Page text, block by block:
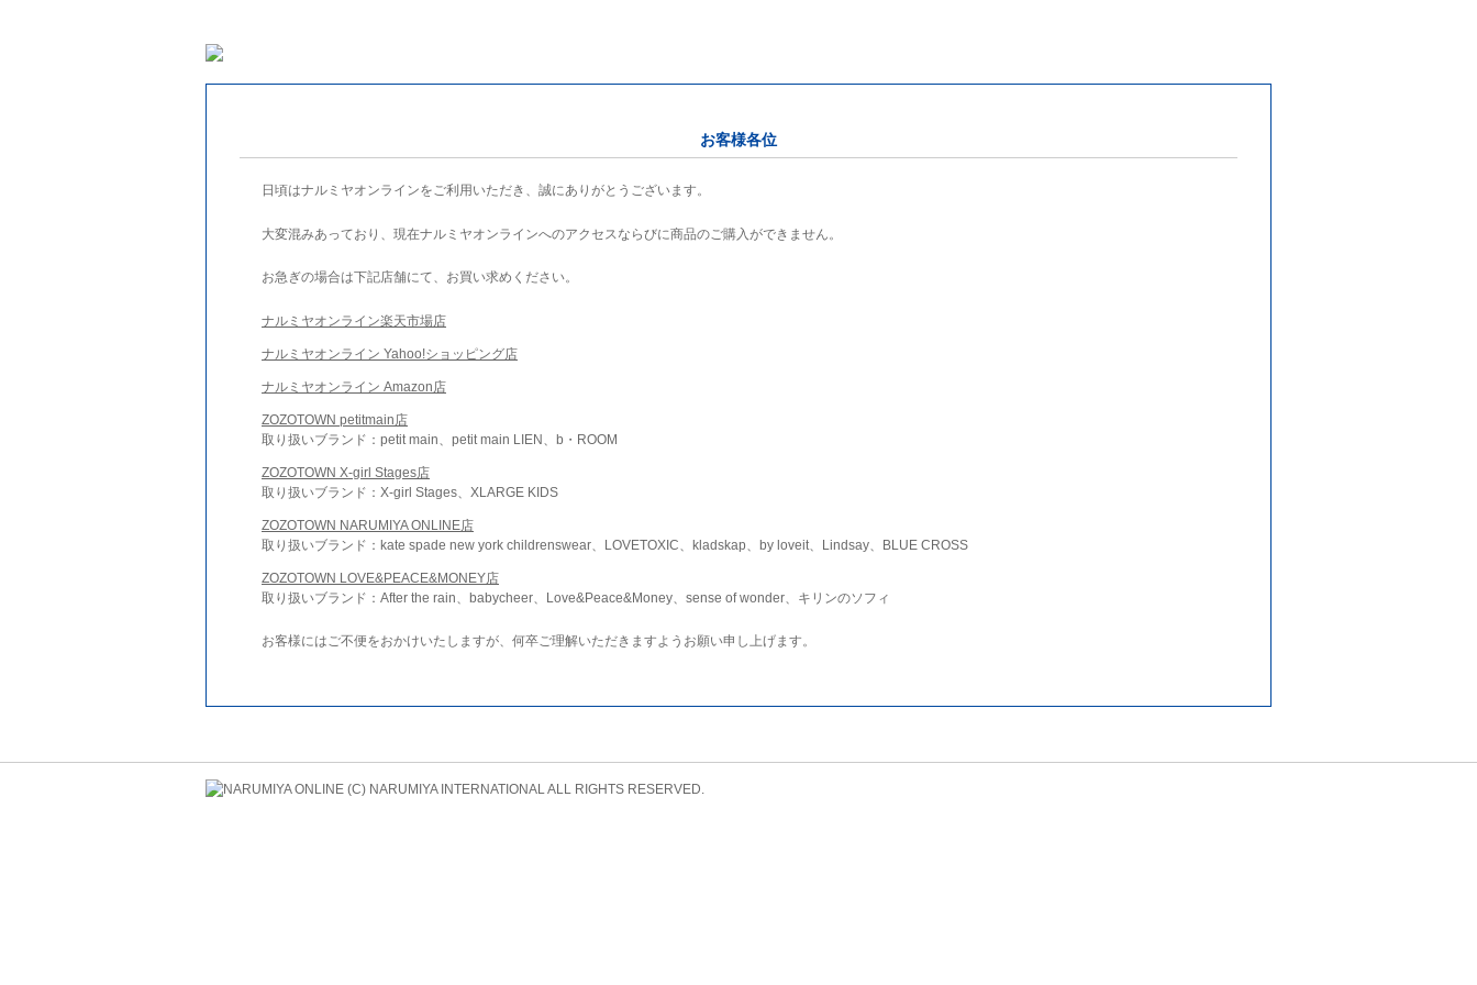
お客様各位
日頃はナルミヤオンラインをご利用いただき、誠にありがとうございます。
大変混みあっており、現在ナルミヤオンラインへのアクセスならびに商品のご購入ができません。
お急ぎの場合は下記店舗にて、お買い求めください。
ナルミヤオンライン楽天市場店
ナルミヤオンライン Yahoo!ショッピング店
ナルミヤオンライン Amazon店
ZOZOTOWN petitmain店
取り扱いブランド：petit main、petit main LIEN、b・ROOM
ZOZOTOWN X-girl Stages店
取り扱いブランド：X-girl Stages、XLARGE KIDS
ZOZOTOWN NARUMIYA ONLINE店
取り扱いブランド：kate spade new york childrenswear、LOVETOXIC、kladskap、by loveit、Lindsay、BLUE CROSS
ZOZOTOWN LOVE&PEACE&MONEY店
取り扱いブランド：After the rain、babycheer、Love&Peace&Money、sense of wonder、キリンのソフィ
お客様にはご不便をおかけいたしますが、何卒ご理解いただきますようお願い申し上げます。